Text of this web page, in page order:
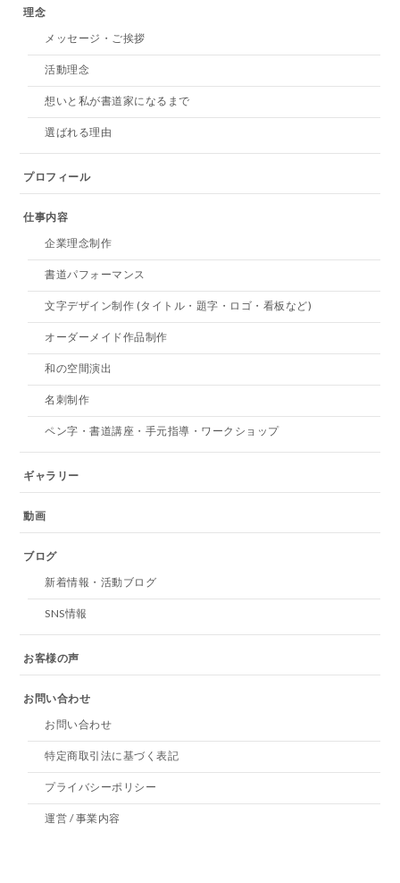
理念
メッセージ・ご挨拶
活動理念
想いと私が書道家になるまで
選ばれる理由
プロフィール
仕事内容
企業理念制作
書道パフォーマンス
文字デザイン制作 (タイトル・題字・ロゴ・看板など)
オーダーメイド作品制作
和の空間演出
名刺制作
ペン字・書道講座・手元指導・ワークショップ
ギャラリー
動画
ブログ
新着情報・活動ブログ
SNS情報
お客様の声
お問い合わせ
お問い合わせ
特定商取引法に基づく表記
プライバシーポリシー
運営 / 事業内容